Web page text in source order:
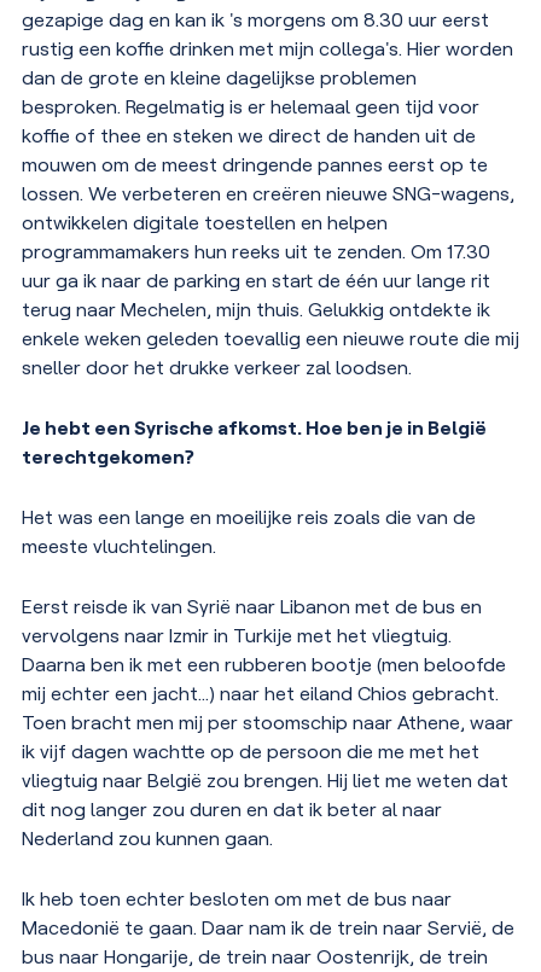
gezapige dag en kan ik 's morgens om 8.30 uur eerst
rustig een koffie drinken met mijn collega's. Hier worden
dan de grote en kleine dagelijkse problemen
besproken. Regelmatig is er helemaal geen tijd voor
koffie of thee en steken we direct de handen uit de
mouwen om de meest dringende pannes eerst op te
lossen. We verbeteren en creëren nieuwe SNG-wagens,
ontwikkelen digitale toestellen en helpen
programmamakers hun reeks uit te zenden. Om 17.30
uur ga ik naar de parking en start de één uur lange rit
terug naar Mechelen, mijn thuis. Gelukkig ontdekte ik
enkele weken geleden toevallig een nieuwe route die mij
sneller door het drukke verkeer zal loodsen.
Je hebt een Syrische afkomst. Hoe ben je in België
terechtgekomen?
Het was een lange en moeilijke reis zoals die van de
meeste vluchtelingen.
Eerst reisde ik van Syrië naar Libanon met de bus en
vervolgens naar Izmir in Turkije met het vliegtuig.
Daarna ben ik met een rubberen bootje (men beloofde
mij echter een jacht…) naar het eiland Chios gebracht.
Toen bracht men mij per stoomschip naar Athene, waar
ik vijf dagen wachtte op de persoon die me met het
vliegtuig naar België zou brengen. Hij liet me weten dat
dit nog langer zou duren en dat ik beter al naar
Nederland zou kunnen gaan.
Ik heb toen echter besloten om met de bus naar
Macedonië te gaan. Daar nam ik de trein naar Servië, de
bus naar Hongarije, de trein naar Oostenrijk, de trein